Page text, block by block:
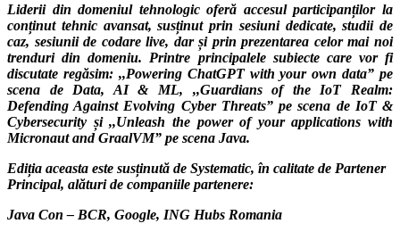
Liderii din domeniul tehnologic oferă accesul participanților la
conținut tehnic avansat, susținut prin sesiuni dedicate, studii de
caz, sesiunii de codare live, dar și prin prezentarea celor mai noi
trenduri din domeniu. Printre principalele subiecte care vor fi
discutate regăsim: ,,Powering ChatGPT with your own data” pe
scena de Data, AI & ML, ,,Guardians of the IoT Realm:
Defending Against Evolving Cyber Threats”pe scena de IoT &
Cybersecurity și,,Unleash the power of your applications with
Micronaut and GraalVM” pe scena Java.
Ediția aceasta este susținută de Systematic, în calitate de Partener
Principal, alături de companiile partenere:
Java Con – BCR, Google, ING Hubs Romania